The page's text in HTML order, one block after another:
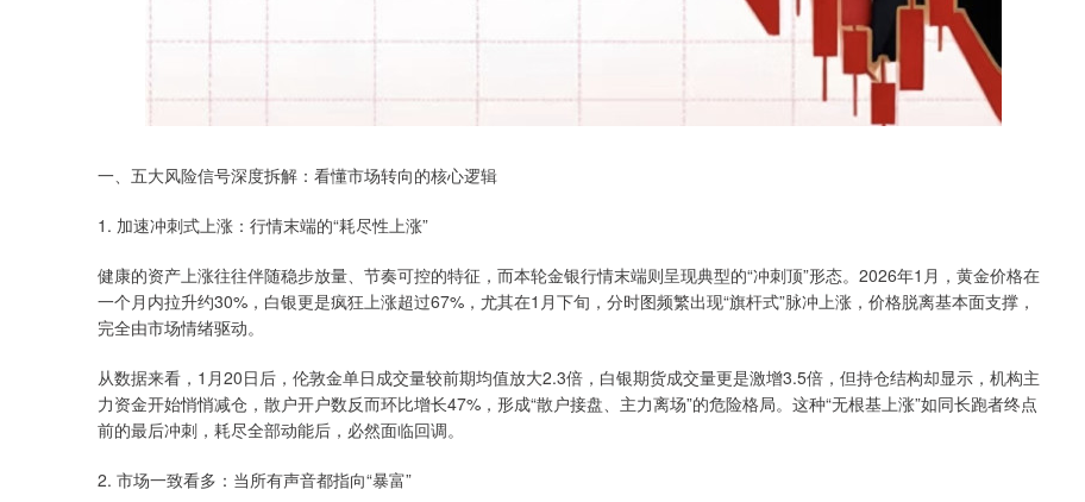
一、五大风险信号深度拆解：看懂市场转向的核心逻辑
1. 加速冲刺式上涨：行情末端的“耗尽性上涨”
健康的资产上涨往往伴随稳步放量、节奏可控的特征，而本轮金银行情末端则呈现典型的“冲刺顶”形态。2026年1月，黄金价格在
一个月内拉升约30%，白银更是疯狂上涨超过67%，尤其在1月下旬，分时图频繁出现“旗杆式”脉冲上涨，价格脱离基本面支撑，
完全由市场情绪驱动。
从数据来看，1月20日后，伦敦金单日成交量较前期均值放大2.3倍，白银期货成交量更是激增3.5倍，但持仓结构却显示，机构主
力资金开始悄悄减仓，散户开户数反而环比增长47%，形成“散户接盘、主力离场”的危险格局。这种“无根基上涨”如同长跑者终点
前的最后冲刺，耗尽全部动能后，必然面临回调。
2. 市场一致看多：当所有声音都指向“暴富”